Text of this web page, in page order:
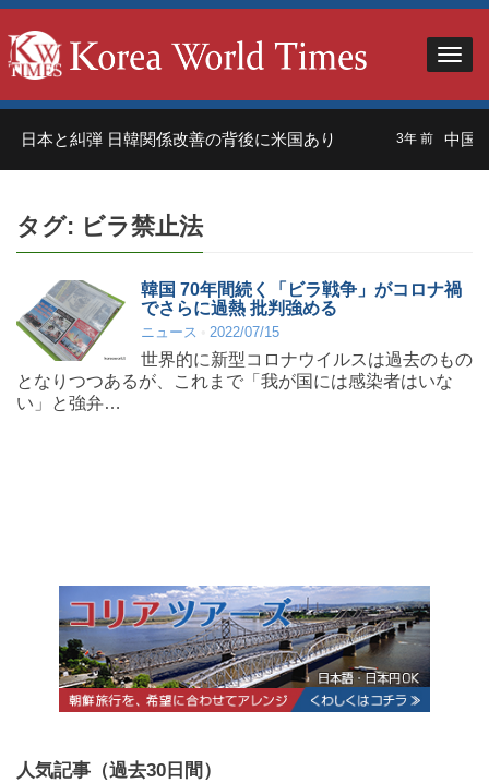
日本と糾弾 日韓関係改善の背後に米国あり 3年 前 中国
タグ: ビラ禁止法
韓国 70年間続く「ビラ戦争」がコロナ禍
でさらに過熱 批判強める
ニュース 2022/07/15
世界的に新型コロナウイルスは過去のもの
となりつつあるが、これまで「我が国には感染者はいな
い」と強弁…
人気記事（過去30日間）